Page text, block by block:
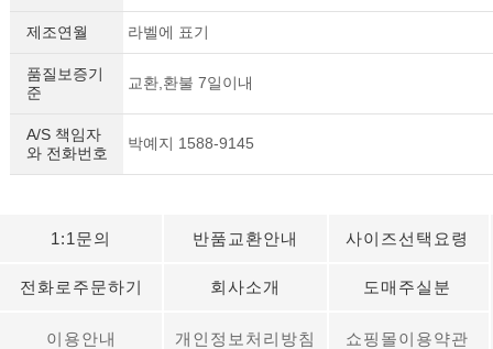
제조연월 라벨에 표기
품질보증기
준
교환,환불 7일이내
A/S 책임자
와 전화번호
박예지 1588-9145
1:1문의 반품교환안내 사이즈선택요령
전화로주문하기 회사소개 도매주실분
이용안내 개인정보처리방침 쇼핑몰이용약관